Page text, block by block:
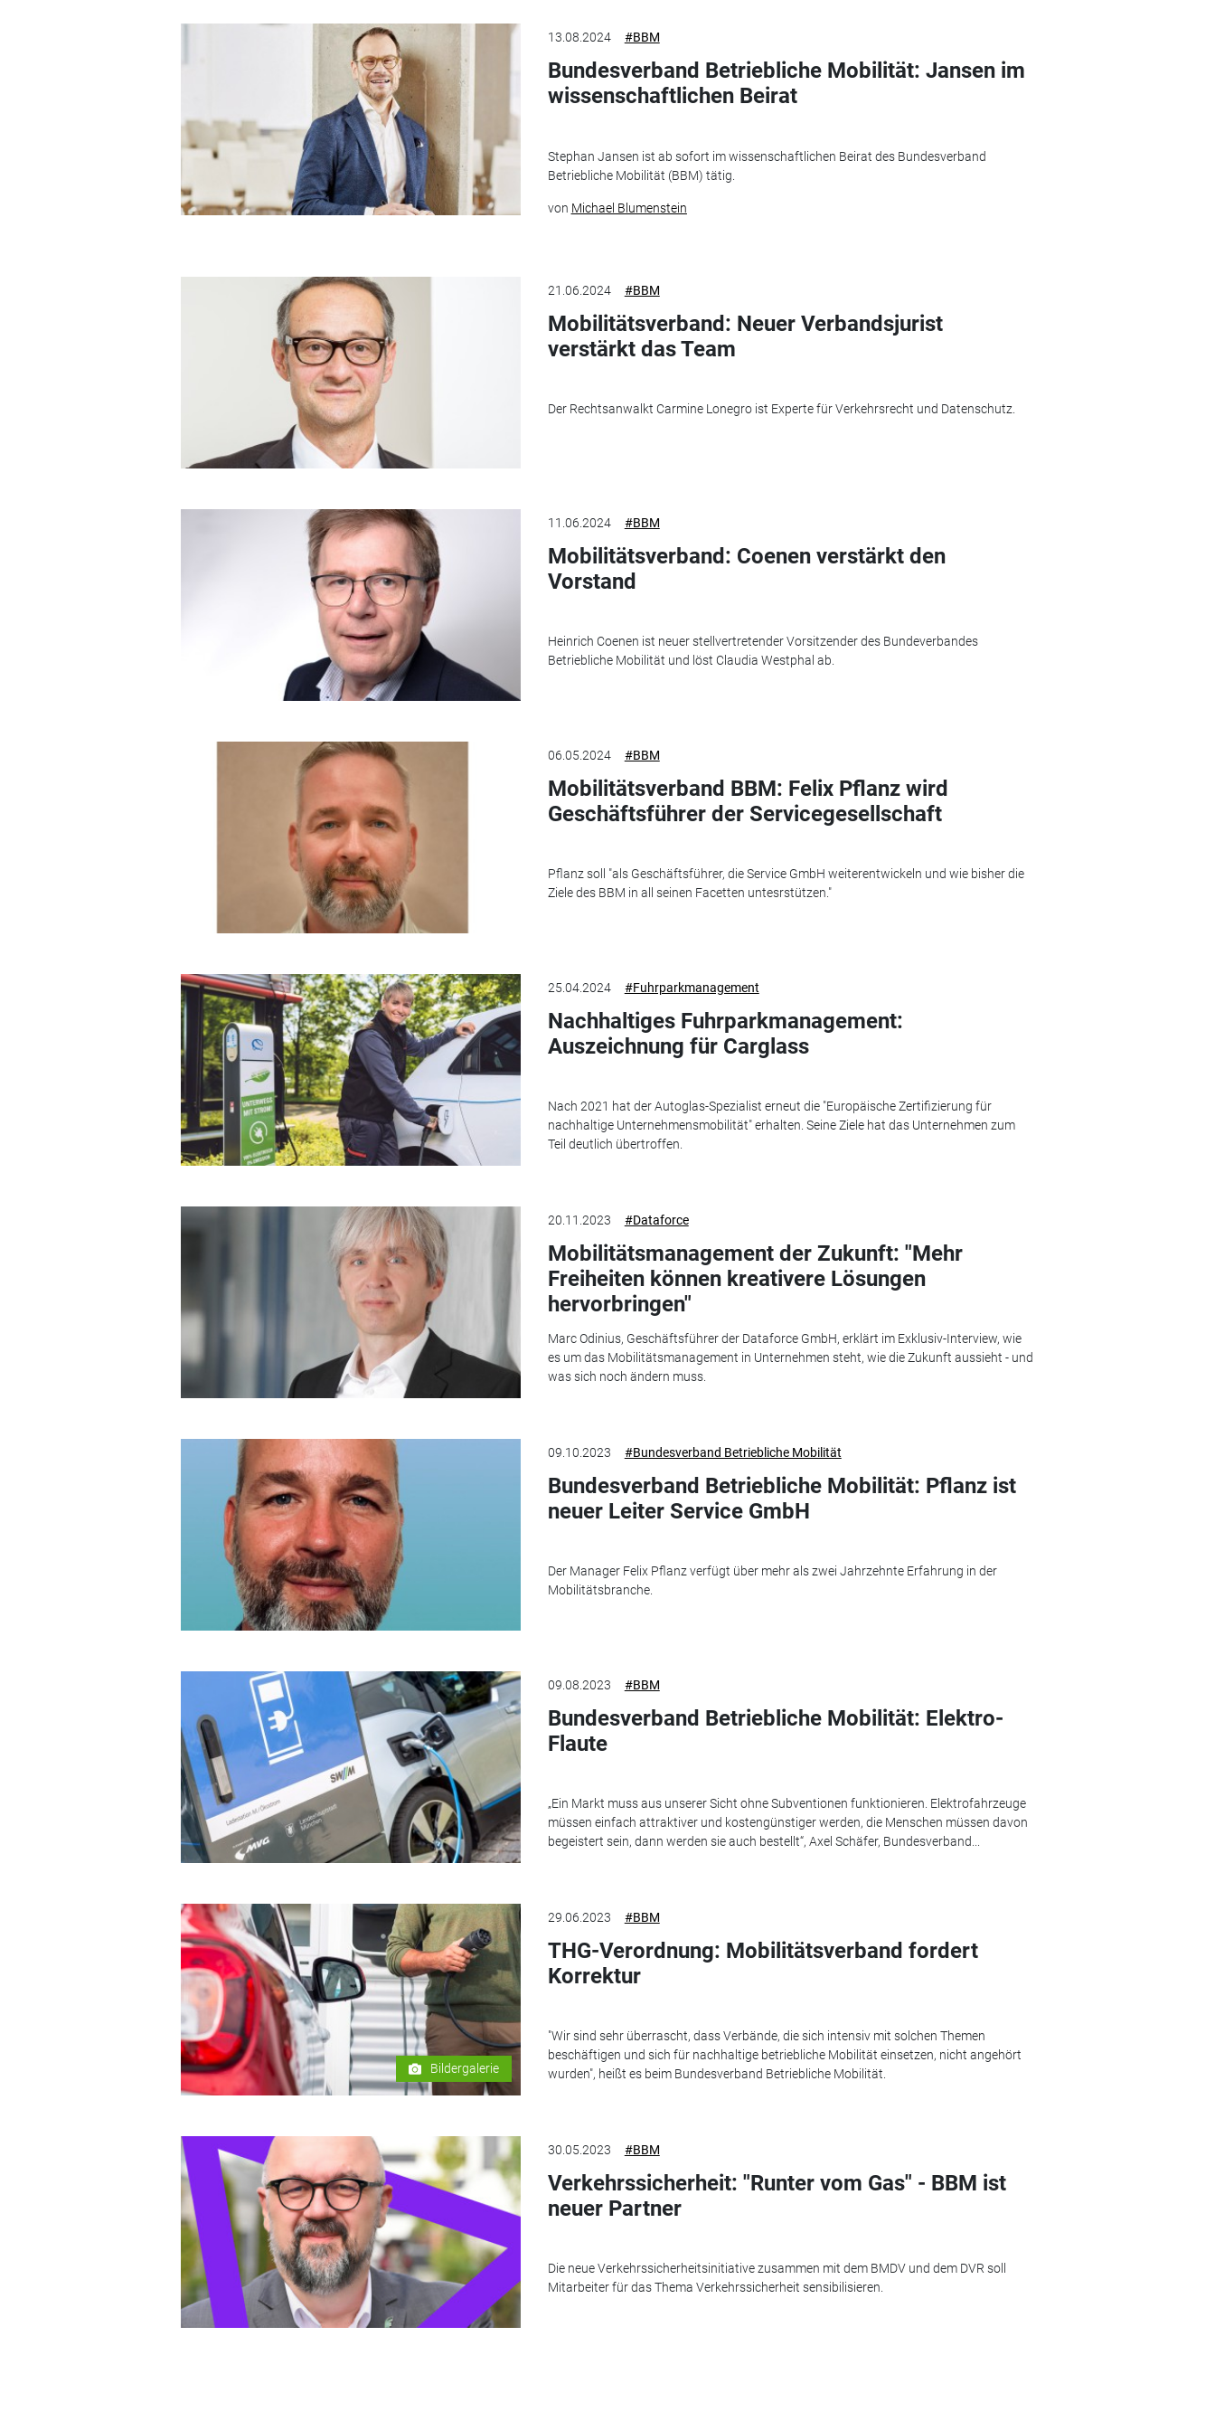
13.08.2024 #BBM
Bundesverband Betriebliche Mobilität: Jansen im
wissenschaftlichen Beirat
Stephan Jansen ist ab sofort im wissenschaftlichen Beirat des Bundesverband
Betriebliche Mobilität (BBM) tätig.
von Michael Blumenstein
21.06.2024 #BBM
Mobilitätsverband: Neuer Verbandsjurist
verstärkt das Team
Der Rechtsanwalkt Carmine Lonegro ist Experte für Verkehrsrecht und Datenschutz.
11.06.2024 #BBM
Mobilitätsverband: Coenen verstärkt den
Vorstand
Heinrich Coenen ist neuer stellvertretender Vorsitzender des Bundeverbandes
Betriebliche Mobilität und löst Claudia Westphal ab.
06.05.2024 #BBM
Mobilitätsverband BBM: Felix Pflanz wird
Geschäftsführer der Servicegesellschaft
Pflanz soll "als Geschäftsführer, die Service GmbH weiterentwickeln und wie bisher die
Ziele des BBM in all seinen Facetten untesrstützen."
25.04.2024 #Fuhrparkmanagement
Nachhaltiges Fuhrparkmanagement:
Auszeichnung für Carglass
Nach 2021 hat der Autoglas-Spezialist erneut die "Europäische Zertifizierung für
nachhaltige Unternehmensmobilität" erhalten. Seine Ziele hat das Unternehmen zum
Teil deutlich übertroffen.
20.11.2023 #Dataforce
Mobilitätsmanagement der Zukunft: "Mehr
Freiheiten können kreativere Lösungen
hervorbringen"
Marc Odinius, Geschäftsführer der Dataforce GmbH, erklärt im Exklusiv-Interview, wie
es um das Mobilitätsmanagement in Unternehmen steht, wie die Zukunft aussieht - und
was sich noch ändern muss.
09.10.2023 #Bundesverband Betriebliche Mobilität
Bundesverband Betriebliche Mobilität: Pflanz ist
neuer Leiter Service GmbH
Der Manager Felix Pflanz verfügt über mehr als zwei Jahrzehnte Erfahrung in der
Mobilitätsbranche.
09.08.2023 #BBM
Bundesverband Betriebliche Mobilität: Elektro-
Flaute
„Ein Markt muss aus unserer Sicht ohne Subventionen funktionieren. Elektrofahrzeuge
müssen einfach attraktiver und kostengünstiger werden, die Menschen müssen davon
begeistert sein, dann werden sie auch bestellt“, Axel Schäfer, Bundesverband...
Bildergalerie
29.06.2023 #BBM
THG-Verordnung: Mobilitätsverband fordert
Korrektur
"Wir sind sehr überrascht, dass Verbände, die sich intensiv mit solchen Themen
beschäftigen und sich für nachhaltige betriebliche Mobilität einsetzen, nicht angehört
wurden", heißt es beim Bundesverband Betriebliche Mobilität.
30.05.2023 #BBM
Verkehrssicherheit: "Runter vom Gas" - BBM ist
neuer Partner
Die neue Verkehrssicherheitsinitiative zusammen mit dem BMDV und dem DVR soll
Mitarbeiter für das Thema Verkehrssicherheit sensibilisieren.